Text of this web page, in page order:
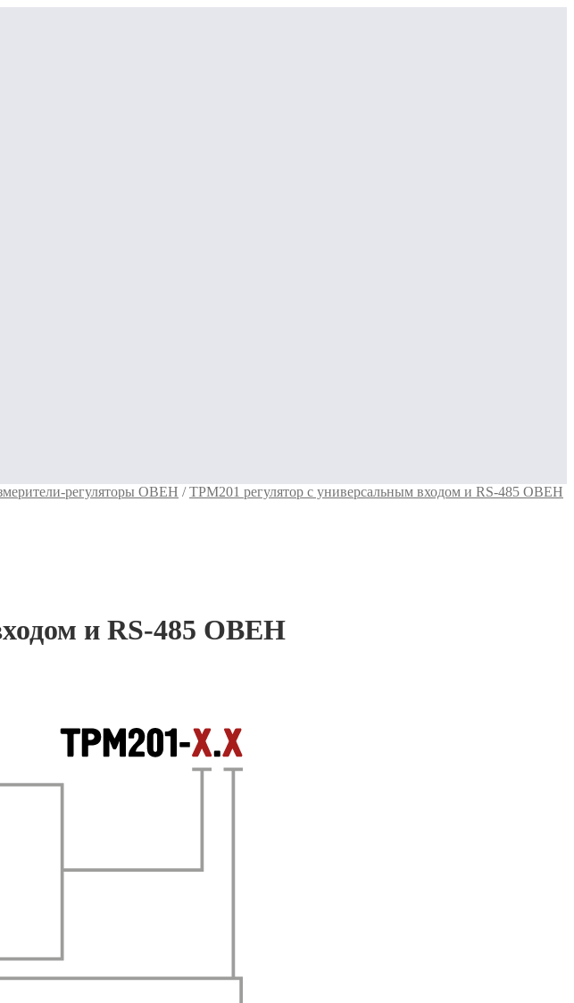
регуляторы ОВЕН /ТРМ201 регулятор с универсальным входом и RS-485 ОВЕН
и RS-485 ОВЕН